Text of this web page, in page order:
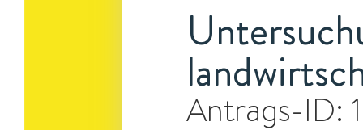
Antrags-ID: